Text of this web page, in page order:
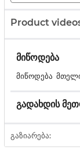
Product
მიწოდება
მიწოდება
გადახდის
გაზიარება: